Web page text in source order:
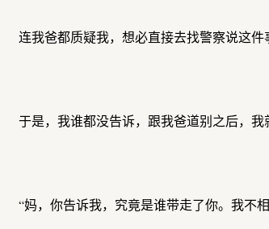
连我爸都质疑我，想必直接去找警察说这件
于是，我谁都没告诉，跟我爸道别之后，我
“妈，你告诉我，究竟是谁带走了你。我不